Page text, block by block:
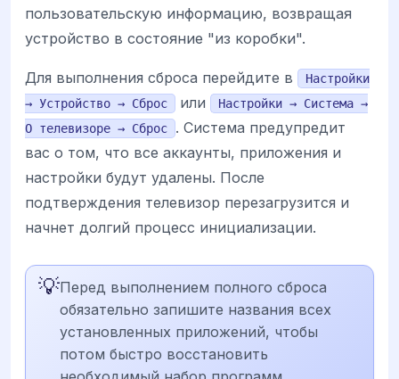
пользовательскую информацию, возвращая
устройство в состояние "из коробки".
Для выполнения сброса перейдите в
Настройки
→ Устройство → Сброс
или
Настройки → Система →
О телевизоре → Сброс
. Система предупредит
вас о том, что все аккаунты, приложения и
настройки будут удалены. После
подтверждения телевизор перезагрузится и
начнет долгий процесс инициализации.
💡Перед выполнением полного сброса
обязательно запишите названия всех
установленных приложений, чтобы
потом быстро восстановить